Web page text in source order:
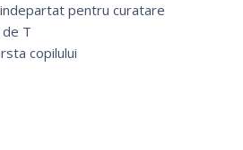
pentru curatare
T
copilului